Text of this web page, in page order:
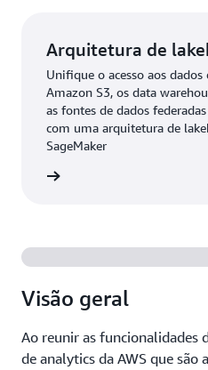
Arquitetura de
Unifique o acesso aos
Amazon S3, os data
as fontes de dados
com uma arquitetura de
SageMaker
Visão geral
Ao reunir as funcionalidades
de analytics da AWS que são